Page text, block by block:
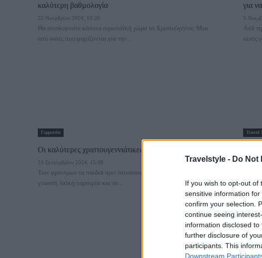
Travelstyle - Do Not
If you wish to opt-out of
sensitive information
confirm your selection.
continue seeing
information disclosed
further disclosure of
participants. This
Downstream
καλύτερη βαθμολογία
22 Νοεμβρίου 2024, 10:20
Θα επισκεφτείτε κάποια ευρωπαϊκή χώρα τα Χριστούγεννα; Μια
από αυτές που φημίζονται για την...
για
5
Από
αυτές
Γερμανία
Οι καλύτερες χριστουγεννιάτικες αγορές της Γερμανίας
19 Σεπτεμβρίου 2024, 15:08
Των φρονίμων τα παιδιά πριν πεινάσουν μαγειρεύουν... λέει η
γνωστή λαϊκή παροιμία και σε...
Travel
Το
και το